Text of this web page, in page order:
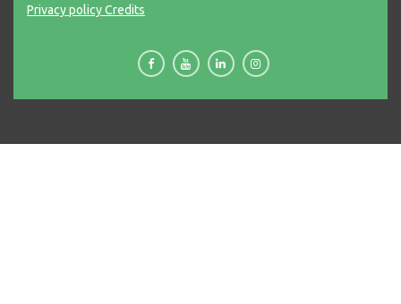
Privacy policyCredits